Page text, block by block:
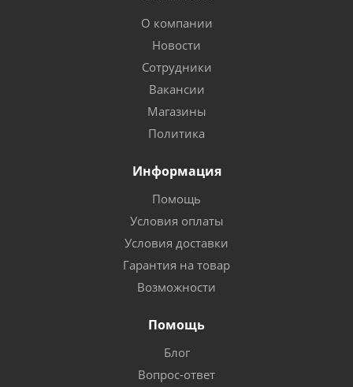
О компании
Новости
Сотрудники
Вакансии
Магазины
Политика
Информация
Помощь
Условия оплаты
Условия доставки
Гарантия на товар
Возможности
Помощь
Блог
Вопрос-ответ